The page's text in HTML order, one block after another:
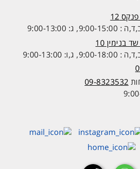
12
9:00-13:00
בנימין 10
9:00-13:00
09-8323532